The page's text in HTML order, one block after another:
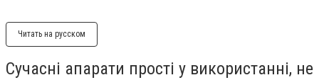
Читать на русском
Сучасні апарати прості у використанні, не